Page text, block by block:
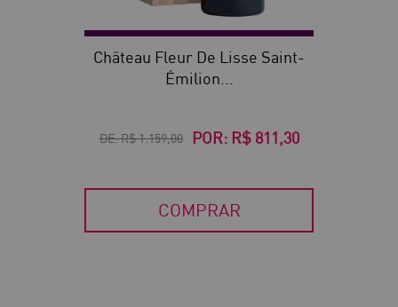
Château Fleur De Lisse Saint-
Émilion...
DE:R$ 1.159,00 POR: R$ 811,30
COMPRAR